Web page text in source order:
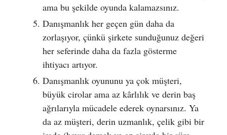
ama bu şekilde oyunda kalamazsınız.
Danışmanlık her geçen gün daha da
zorlaşıyor, çünkü şirkete sunduğunuz değeri
her seferinde daha da fazla gösterme
ihtiyacı artıyor.
Danışmanlık oyununu ya çok müşteri,
büyük cirolar ama az kârlılık ve derin baş
ağrılarıyla mücadele ederek oynarsınız. Ya
da az müşteri, derin uzmanlık, çelik gibi bir